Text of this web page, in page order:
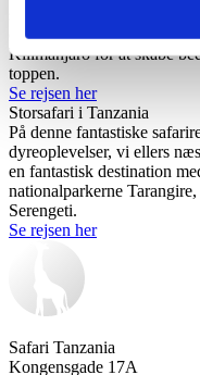
som et helt centralt
og kroner. Men det er
Kilimanjaro for at skabe
toppen.
Se rejsen her
Storsafari i Tanzania
På denne fantastiske
dyreoplevelser, vi ellers
en fantastisk destination
nationalparkerne
Serengeti.
Se rejsen her
Safari Tanzania
Kongensgade 17A